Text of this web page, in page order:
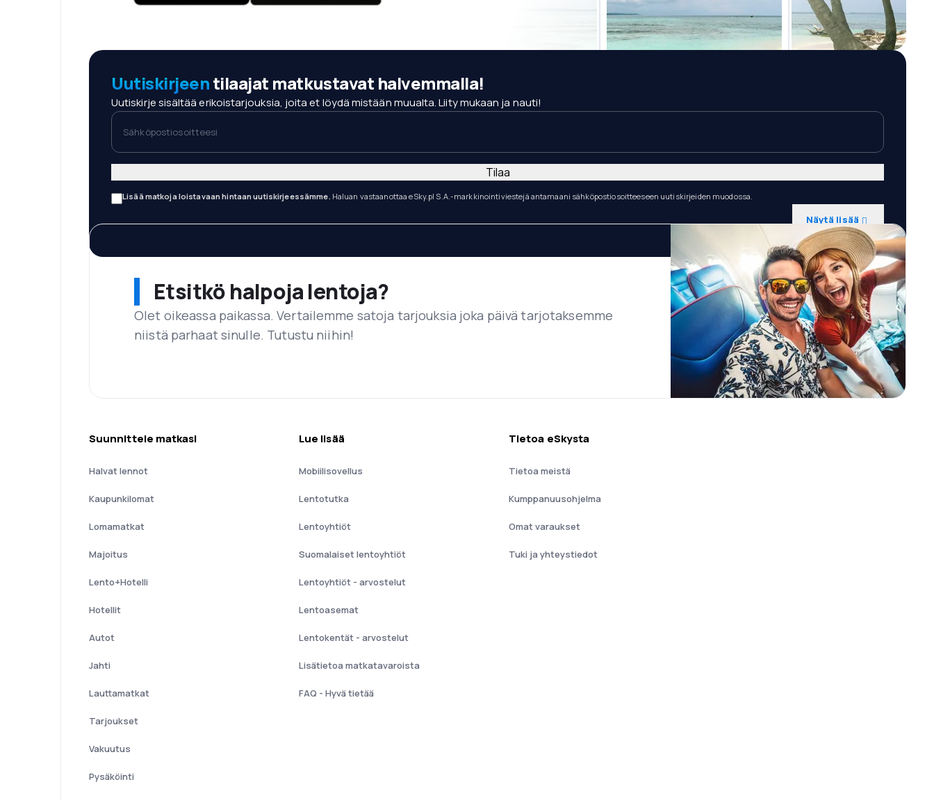
Uutiskirjeentilaajat matkustavat halvemmalla!
Uutiskirje sisältää erikoistarjouksia, joita et löydä mistään muualta. Liity mukaan ja nauti!
Sähköpostiosoitteesi
Lisää matkoja loistavaan hintaan uutiskirjeessämme. Haluan vastaanottaa eSky.pl S.A.-markkinointiviestejä antamaani sähköpostiosoitteeseen uutiskirjeiden muodossa.
Näytä lisää
Tilaa
Etsitkö halpoja lentoja?
Olet oikeassa paikassa. Vertailemme satoja tarjouksia joka päivä tarjotaksemme
niistä parhaat sinulle. Tutustu niihin!
Suunnittele matkasi
Halvat lennot
Kaupunkilomat
Lomamatkat
Majoitus
Lento+Hotelli
Hotellit
Autot
Jahti
Lauttamatkat
Tarjoukset
Vakuutus
Pysäköinti
Lue lisää
Mobiilisovellus
Lentotutka
Lentoyhtiöt
Suomalaiset lentoyhtiöt
Lentoyhtiöt - arvostelut
Lentoasemat
Lentokentät - arvostelut
Lisätietoa matkatavaroista
FAQ - Hyvä tietää
Tietoa eSkysta
Tietoa meistä
Kumppanuusohjelma
Omat varaukset
Tuki ja yhteystiedot